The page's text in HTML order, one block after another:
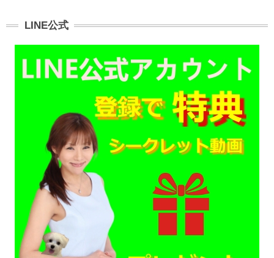
LINE公式